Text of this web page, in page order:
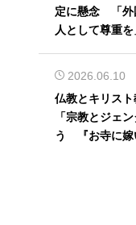
定に懸念 「外
人として尊重を
2026.06.10
仏教とキリスト
「宗教とジェ
う 『お寺に嫁